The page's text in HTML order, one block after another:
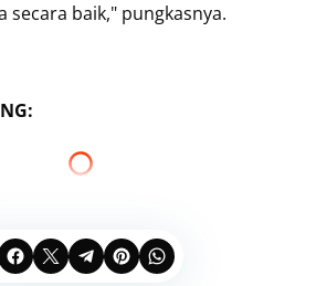
secara baik," pungkasnya.